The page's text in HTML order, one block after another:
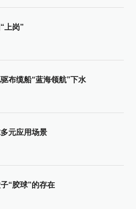
上岗”
布缆船“蓝海领航”下水
元应用场景
“胶球”的存在